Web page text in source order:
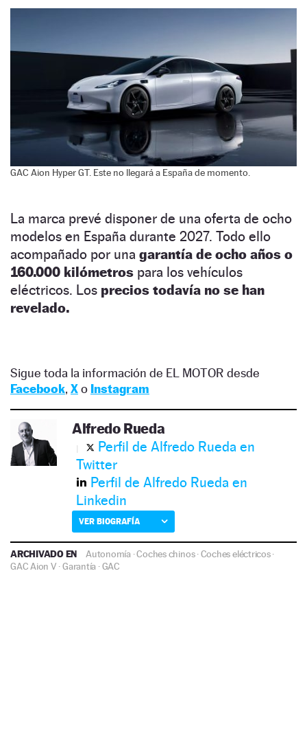
GAC Aion Hyper GT. Este no llegará a España de momento.
La marca prevé disponer de una oferta de ocho
modelos en España durante 2027. Todo ello
acompañado por una garantía de ocho años o
160.000 kilómetros para los vehículos
eléctricos. Los precios todavía no se han
revelado.
Sigue toda la información de EL MOTOR desde
Facebook, Xo Instagram
Alfredo Rueda
Perfil de Alfredo Rueda en
Twitter
Perfil de Alfredo Rueda en
Linkedin
VER BIOGRAFÍA
ARCHIVADO EN Autonomía·Coches chinos·Coches eléctricos·
GAC Aion V ·Garantía ·GAC